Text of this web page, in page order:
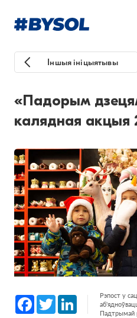
Іншыя ініцыятывы
«Падорым
калядная акцыя
Facebook
Twitter LinkedInРэпост у
Падтрымай